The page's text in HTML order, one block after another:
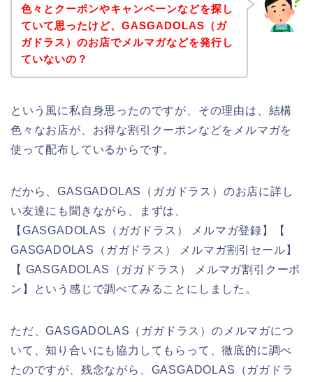
色々とクーポンやキャンペーンなどを探し
ていて思ったけど、GASGADOLAS（ガ
ガドラス）のお店でメルマガなどを発行し
ていないの？
という風に私自身思ったのですが、その理由は、結構
色々なお店が、お得な割引クーポンなどをメルマガを
使って配布しているからです。
だから、GASGADOLAS（ガガドラス）のお店に詳し
い友達にも聞きながら、まずは、
【GASGADOLAS（ガガドラス） メルマガ登録】【
GASGADOLAS（ガガドラス） メルマガ割引セール】
【 GASGADOLAS（ガガドラス） メルマガ割引クーポ
ン】という感じで調べてみることにしました。
ただ、GASGADOLAS（ガガドラス）のメルマガにつ
いて、知り合いにも協力してもらって、徹底的に調べ
たのですが、残念ながら、GASGADOLAS（ガガドラ